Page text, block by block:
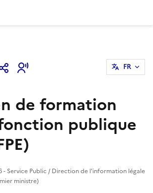
FR
de formation
publique
- Service Public / Direction de l'information légale
ministre)